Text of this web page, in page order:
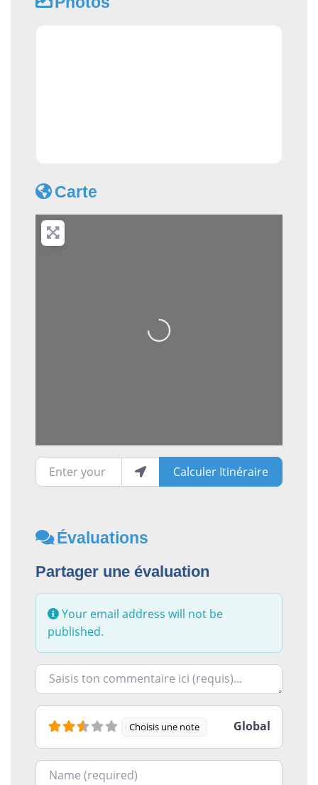
Carte
Loading...
Enter your location Calculer Itinéraire
Évaluations
Partager une évaluation
Your email address will not be
published.
Racontez-nous ce que vous avez le plus et le
Choisis une note Global
Nom